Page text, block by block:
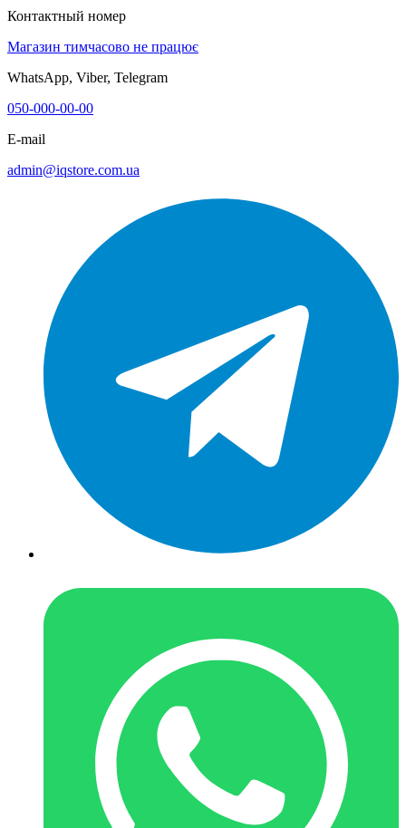
Контактный номер
Магазин тимчасово не працює
WhatsApp, Viber, Telegram
050-000-00-00
E-mail
admin@iqstore.com.ua